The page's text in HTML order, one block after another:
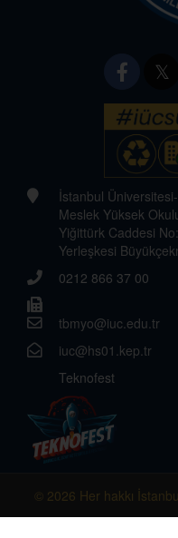
İstanbul
Meslek Yüksek
Yiğittürk Caddesi
Yerleşkesi
0212 866 37 00
tbmyo@iuc.edu.tr
iuc@hs01.kep.tr
Teknofest
© 2026 Her hakkı